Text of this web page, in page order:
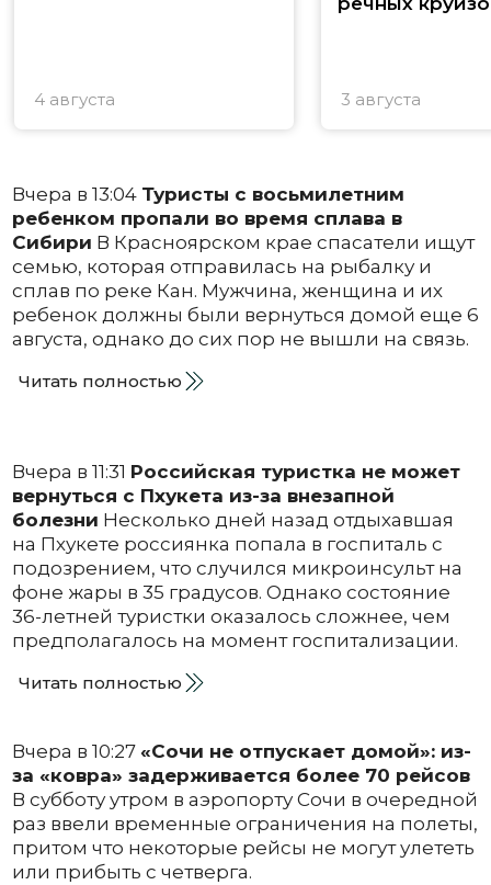
4 августа 3 августа
Вчера в 13:04 Туристы с восьмилетним
ребенком пропали во время сплава в
Сибири В Красноярском крае спасатели ищут
семью, которая отправилась на рыбалку и
сплав по реке Кан. Мужчина, женщина и их
ребенок должны были вернуться домой еще 6
августа, однако до сих пор не вышли на связь.
Читать полностью
Вчера в 11:31 Российская туристка не может
вернуться с Пхукета из-за внезапной
болезни Несколько дней назад отдыхавшая
на Пхукете россиянка попала в госпиталь с
подозрением, что случился микроинсульт на
фоне жары в 35 градусов. Однако состояние
36-летней туристки оказалось сложнее, чем
предполагалось на момент госпитализации.
Читать полностью
Вчера в 10:27 «Сочи не отпускает домой»: из-
за «ковра» задерживается более 70 рейсов
В субботу утром в аэропорту Сочи в очередной
раз ввели временные ограничения на полеты,
притом что некоторые рейсы не могут улететь
или прибыть с четверга.